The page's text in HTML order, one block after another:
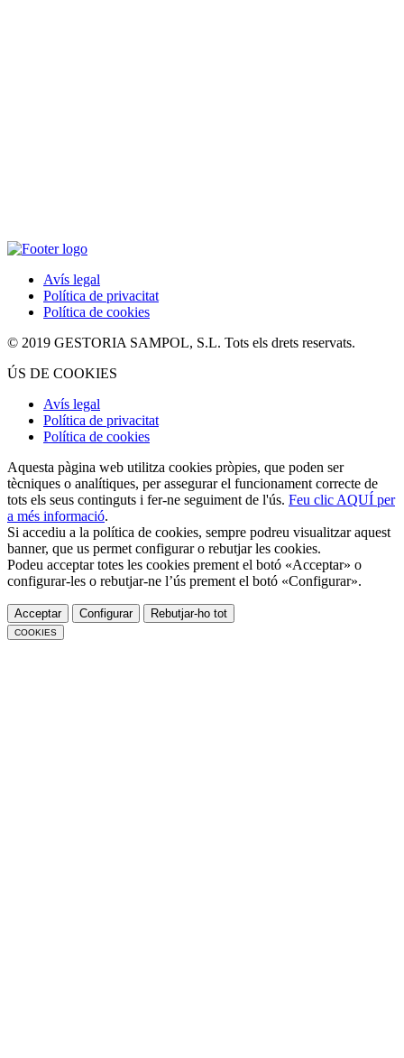
Avís legal
Política de privacitat
Política de cookies
© 2019 GESTORIA SAMPOL, S.L. Tots els drets reservats.
ÚS DE COOKIES
Avís legal
Política de privacitat
Política de cookies
Aquesta pàgina web utilitza cookies pròpies, que poden ser
tècniques o analítiques, per assegurar el funcionament correcte de
tots els seus continguts i fer-ne seguiment de l'ús. Feu clic AQUÍ per
a més informació.
Si accediu a la política de cookies, sempre podreu visualitzar aquest
banner, que us permet configurar o rebutjar les cookies.
Podeu acceptar totes les cookies prement el botó «Acceptar» o
configurar-les o rebutjar-ne l’ús prement el botó «Configurar».
Acceptar Configurar Rebutjar-ho tot
COOKIES